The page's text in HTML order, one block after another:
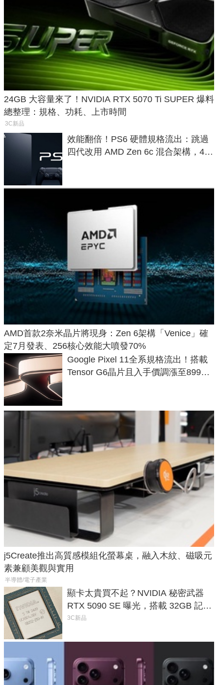
24GB 大容量來了！NVIDIA RTX 5070 Ti SUPER 爆料
總整理：規格、功耗、上市時間
3C新品
效能翻倍！PS6 硬體規格流出：跳過
四代改用 AMD Zen 6c 混合架構，4K
AMD首款2奈米晶片將現身：Zen 6架構「Venice」確
定7月發表、256核心效能大噴發70%
Google Pixel 11全系規格流出！搭載
Tensor G6晶片且入手價調漲至899美
j5Create推出高質感模組化螢幕桌，融入木紋、磁吸元
素兼顧美觀與實用
半導體/電子產業
顯卡太貴買不起？NVIDIA 秘密武器
RTX 5090 SE 曝光，搭載 32GB 記憶
體
3C新品